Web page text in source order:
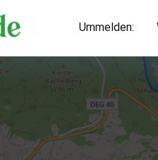
Ummelden: